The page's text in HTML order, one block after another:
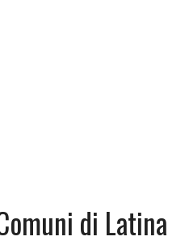
di Latina